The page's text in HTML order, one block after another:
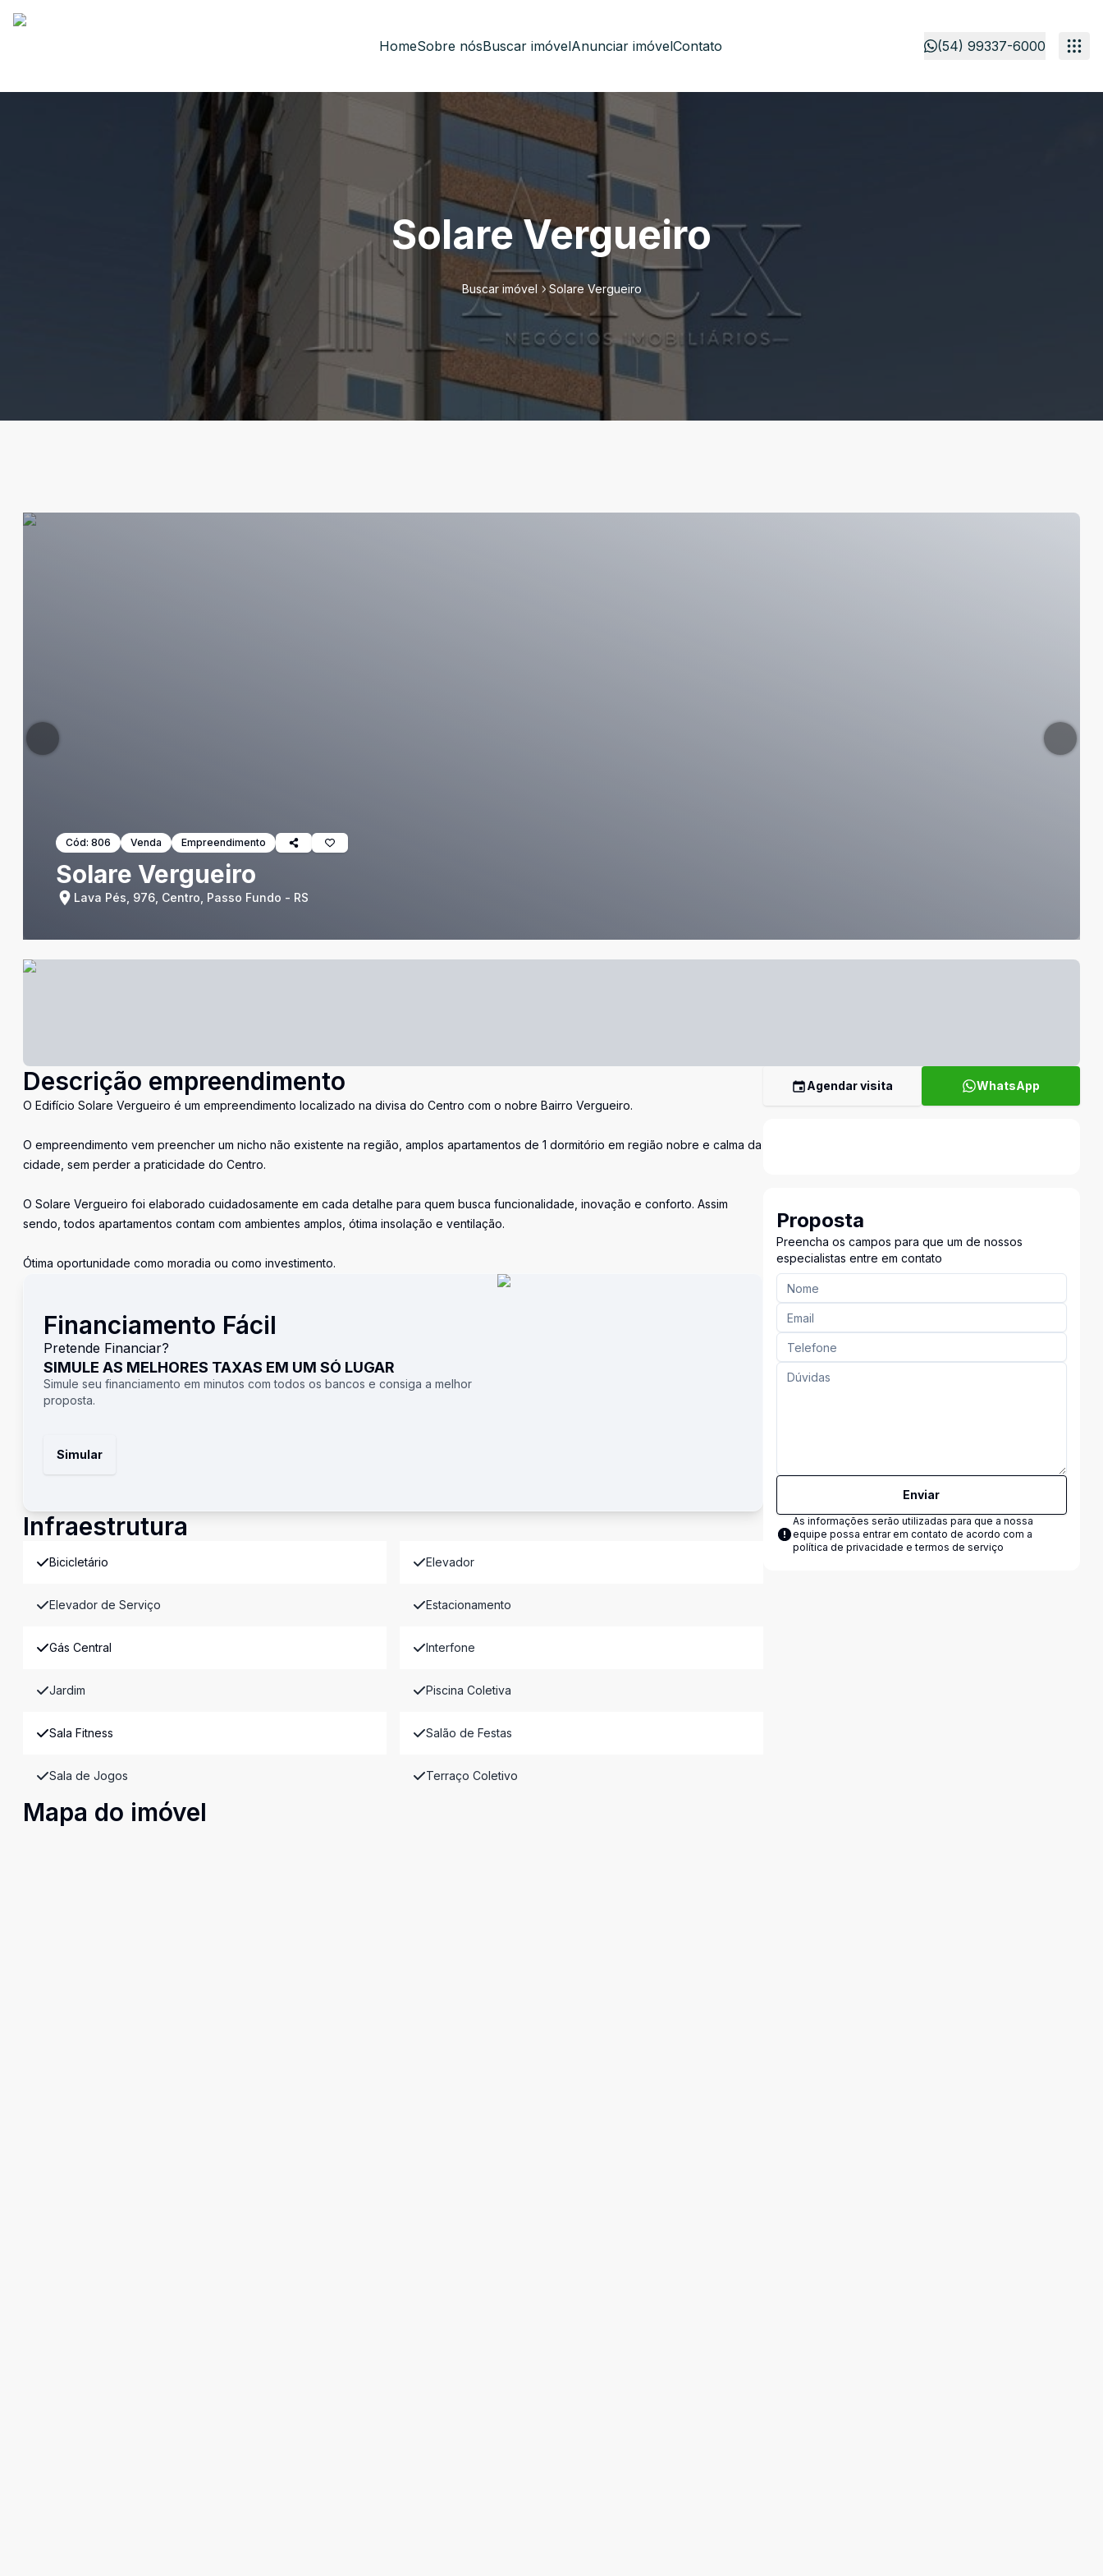
HomeSobre nósBuscar imóvelAnunciar imóvelContato (54) 99337-6000
Solare Vergueiro
Buscar imóvel Solare Vergueiro
Cód: 806 Venda Empreendimento
Solare Vergueiro
Lava Pés, 976, Centro, Passo Fundo - RS
Descrição empreendimento
O Edifício Solare Vergueiro é um empreendimento localizado na divisa do Centro com o nobre Bairro Vergueiro.
O empreendimento vem preencher um nicho não existente na região, amplos apartamentos de 1 dormitório em região nobre e calma da
cidade, sem perder a praticidade do Centro.
O Solare Vergueiro foi elaborado cuidadosamente em cada detalhe para quem busca funcionalidade, inovação e conforto. Assim
sendo, todos apartamentos contam com ambientes amplos, ótima insolação e ventilação.
Ótima oportunidade como moradia ou como investimento.
Financiamento Fácil
Pretende Financiar?
SIMULE AS MELHORES TAXAS EM UM SÓ LUGAR
Simule seu financiamento em minutos com todos os bancos e consiga a melhor
proposta.
Simular
Infraestrutura
Bicicletário Elevador
Elevador de Serviço Estacionamento
Gás Central Interfone
Jardim Piscina Coletiva
Sala Fitness Salão de Festas
Sala de Jogos Terraço Coletivo
Mapa do imóvel
Agendar visita WhatsApp
Proposta
Preencha os campos para que um de nossos
especialistas entre em contato
Enviar
As informações serão utilizadas para que a nossa
equipe possa entrar em contato de acordo com a
política de privacidade e termos de serviço